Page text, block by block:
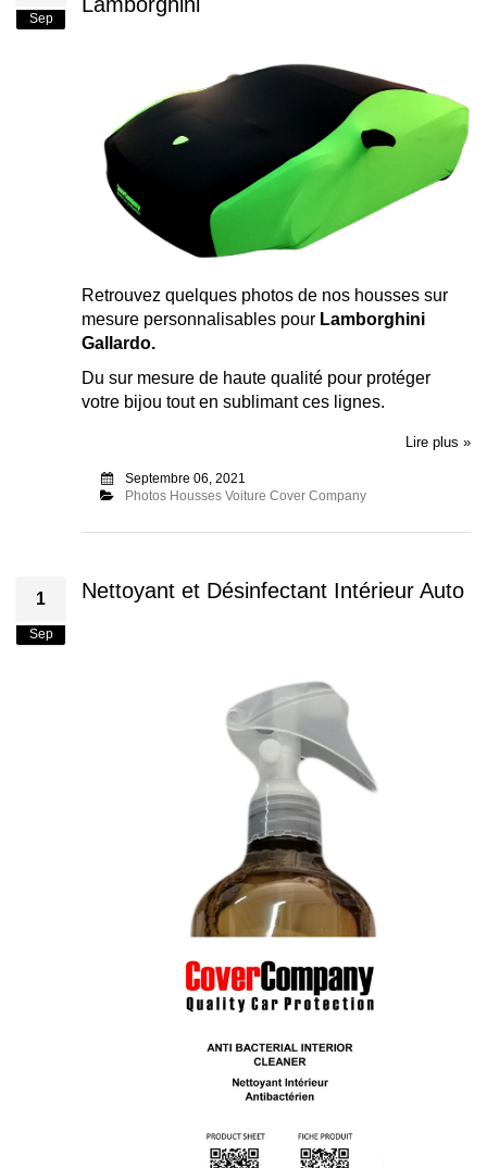
Sep
Retrouvez quelques photos de nos housses sur
mesure personnalisables pour Lamborghini
Gallardo.
Du sur mesure de haute qualité pour protéger
votre bijou tout en sublimant ces lignes.
Lire plus »
Septembre 06, 2021
Photos Housses Voiture Cover Company
1
Sep
Nettoyant et Désinfectant Intérieur Auto